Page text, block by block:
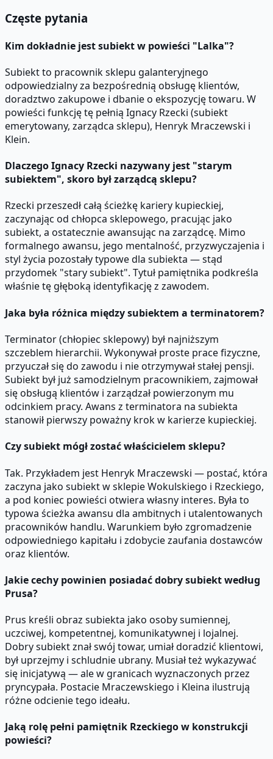
Częste pytania
Kim dokładnie jest subiekt w powieści "Lalka"?
Subiekt to pracownik sklepu galanteryjnego
odpowiedzialny za bezpośrednią obsługę klientów,
doradztwo zakupowe i dbanie o ekspozycję towaru. W
powieści funkcję tę pełnią Ignacy Rzecki (subiekt
emerytowany, zarządca sklepu), Henryk Mraczewski i
Klein.
Dlaczego Ignacy Rzecki nazywany jest "starym
subiektem", skoro był zarządcą sklepu?
Rzecki przeszedł całą ścieżkę kariery kupieckiej,
zaczynając od chłopca sklepowego, pracując jako
subiekt, a ostatecznie awansując na zarządcę. Mimo
formalnego awansu, jego mentalność, przyzwyczajenia i
styl życia pozostały typowe dla subiekta — stąd
przydomek "stary subiekt". Tytuł pamiętnika podkreśla
właśnie tę głęboką identyfikację z zawodem.
Jaka była różnica między subiektem a terminatorem?
Terminator (chłopiec sklepowy) był najniższym
szczeblem hierarchii. Wykonywał proste prace fizyczne,
przyuczał się do zawodu i nie otrzymywał stałej pensji.
Subiekt był już samodzielnym pracownikiem, zajmował
się obsługą klientów i zarządzał powierzonym mu
odcinkiem pracy. Awans z terminatora na subiekta
stanowił pierwszy poważny krok w karierze kupieckiej.
Czy subiekt mógł zostać właścicielem sklepu?
Tak. Przykładem jest Henryk Mraczewski — postać, która
zaczyna jako subiekt w sklepie Wokulskiego i Rzeckiego,
a pod koniec powieści otwiera własny interes. Była to
typowa ścieżka awansu dla ambitnych i utalentowanych
pracowników handlu. Warunkiem było zgromadzenie
odpowiedniego kapitału i zdobycie zaufania dostawców
oraz klientów.
Jakie cechy powinien posiadać dobry subiekt według
Prusa?
Prus kreśli obraz subiekta jako osoby sumiennej,
uczciwej, kompetentnej, komunikatywnej i lojalnej.
Dobry subiekt znał swój towar, umiał doradzić klientowi,
był uprzejmy i schludnie ubrany. Musiał też wykazywać
się inicjatywą — ale w granicach wyznaczonych przez
pryncypała. Postacie Mraczewskiego i Kleina ilustrują
różne odcienie tego ideału.
Jaką rolę pełni pamiętnik Rzeckiego w konstrukcji
powieści?